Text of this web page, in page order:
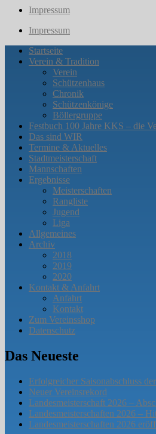
Impressum
Impressum
Startseite
Verein & Tradition
Verein
Schützenhaus
Chronik
Schützenkönige
Böllergruppe
Festbuch 100 Jahre KKS – die
Das sind WIR
Termine & Aktuelles
Stadtmeisterschaft
Mannschaften
Ergebnisse
Meisterschaften
Rangliste
Jugend
Liga
Allgemeines
Archiv
2018
2019
2020
Kontakt & Anfahrt
Anfahrt
Kontakt
Zum Vereinsshop
Datenschutz
Das Neueste
Erfolgreicher Saisonabschluss
Neuer Vereinsrekord
Landesmeisterschaft 2026 –
Landesmeisterschaften 2026 –
Landesmeisterschaften 2026